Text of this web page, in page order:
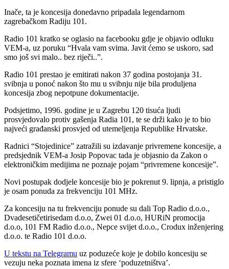
Inače, ta je koncesija donedavno pripadala legendarnom
zagrebačkom Radiju 101.
Radio 101 kratko se oglasio na facebooku gdje je objavio odluku
VEM-a, uz poruku “Hvala vam svima. Javit ćemo se uskoro, sad
smo još svi malo.. bez riječi..”.
Radio 101 prestao je emitirati nakon 37 godina postojanja 31.
svibnja u ponoć nakon što mu u svibnju nije bila produljena
koncesija zbog nepotpune dokumentacije.
Podsjetimo, 1996. godine je u Zagrebu 120 tisuća ljudi
prosvjedovalo protiv gašenja Radia 101, te se drži kako je to bio
najveći građanski prosvjed od utemeljenja Republike Hrvatske.
Radnici “Stojedinice” zatražili su izdavanje privremene koncesije, a
predsjednik VEM-a Josip Popovac tada je objasnio da Zakon o
elektroničkim medijima ne poznaje pojam “privremene koncesije”.
Novi postupak dodjele koncesije bio je pokrenut 9. lipnja, a pristiglo
je osam ponuda za frekvenciju 101 MHz.
Za koncesiju na tu frekvenciju ponude su dali Top Radio d.o.o.,
Dvadesetičetirisedam d.o.o, Zwei 01 d.o.o, HURiN promocija
d.o.o, 101 FM Radio d.o.o., Nepce svijet d.o.o., Crodux inženjering
d.o.o. te Radio 101 d.o.o.
U tekstu na Telegramu uz poduzeće koje je dobilo koncesiju se
vezuju neka poznata imena iz sfere ‘poduzetništva’.